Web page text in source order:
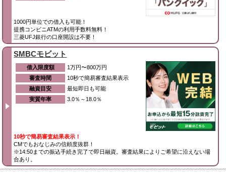
1000円単位での借入も可能！
提携コンビニATMの利用手数料無料！
三菱UFJ銀行の口座開設は不要！
SMBCモビット
借入限度額
1万円〜800万円
審査時間
10秒で簡易審査結果表示
融資目安
最短即日も可能
実質年率
3.0％～18.0％
10秒で簡易審査結果表示！
CMでもおなじみの信頼度抜群！
※14:50までの振込手続き完了で即日融資。審査結果によりご希望に沿えない場
合あり。